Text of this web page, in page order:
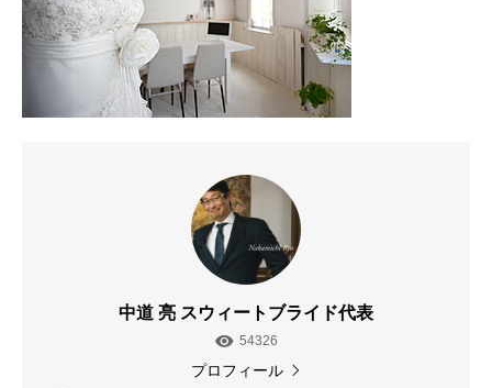
中道 亮 スウィートブライド代表
54326
プロフィール